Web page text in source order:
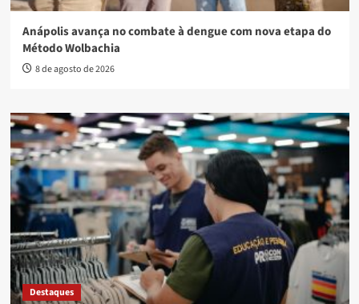
Destaques
Campanha de destinação do IR arrecada mais de R$ 1,2
milhão para fundos municipais em Anápolis
8 de agosto de 2026